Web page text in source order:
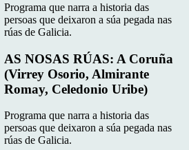
Programa que narra a historia das
persoas que deixaron a súa pegada nas
rúas de Galicia.
AS NOSAS RÚAS: A Coruña
(Virrey Osorio, Almirante
Romay, Celedonio Uribe)
Programa que narra a historia das
persoas que deixaron a súa pegada nas
rúas de Galicia.